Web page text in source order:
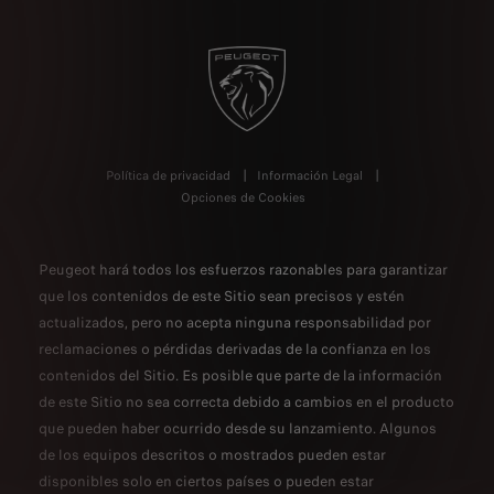
Política de privacidad
Información Legal
Opciones de Cookies
Peugeot hará todos los esfuerzos razonables para garantizar
que los contenidos de este Sitio sean precisos y estén
actualizados, pero no acepta ninguna responsabilidad por
reclamaciones o pérdidas derivadas de la confianza en los
contenidos del Sitio. Es posible que parte de la información
de este Sitio no sea correcta debido a cambios en el producto
que pueden haber ocurrido desde su lanzamiento. Algunos
de los equipos descritos o mostrados pueden estar
disponibles solo en ciertos países o pueden estar